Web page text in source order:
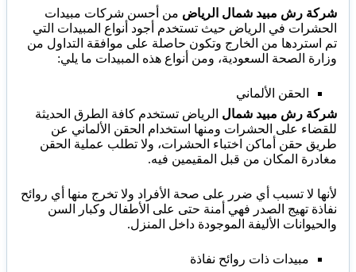
شركة رش مبيد شمال الرياض من أحسن شركات مبيدات
الحشرات في الرياض حيث تستخدم أجود أنواع المبيدات التي
تم استردها من الخارج وتكون حاصلة على موافقة التداول من
وزارة الصحة السعودية، ومن أنواع هذه المبيدات ما يلي:
الحقن الألماني
شركة رش مبيد شمال الرياض تستخدم كافة الطرق الحديثة
للقضاء على الحشرات ومنها استخدام الحقن الألماني عن
طريق حقن أماكن اختباء الحشرات، ولا تطلب عملية الحقن
مغادرة المكان من قبل المقيمين فيه.
لأنها لا تسبب أي ضرر على صحة الأفراد ولا تخرج منها أي روائح
نفاذة تهيج الصدر فهي أمنة حتى على الأطفال وكبار السن
والحيوانات الأليفة الموجودة داخل المنزل.
مبيدات ذات روائح نفاذة